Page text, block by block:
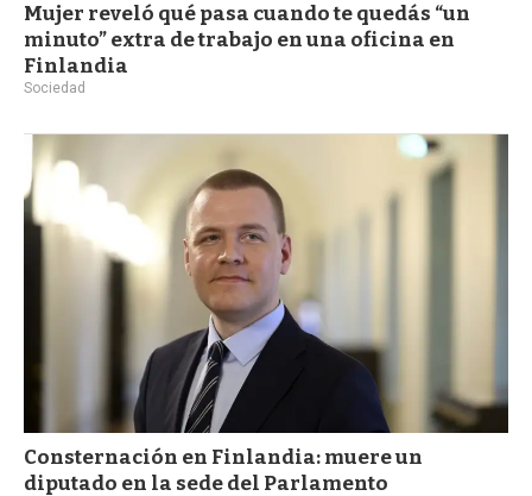
Mujer reveló qué pasa cuando te quedás “un
minuto” extra de trabajo en una oficina en
Finlandia
Sociedad
Consternación en Finlandia: muere un
diputado en la sede del Parlamento